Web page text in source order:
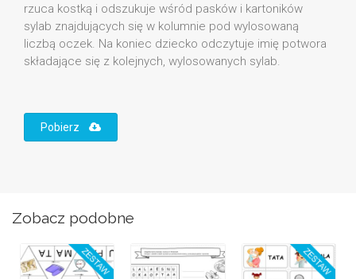
rzuca kostką i odszukuje wśród pasków i kartoników
sylab znajdujących się w kolumnie pod wylosowaną
liczbą oczek. Na koniec dziecko odczytuje imię potwora
składające się z kolejnych, wylosowanych sylab.
Pobierz
Zobacz podobne